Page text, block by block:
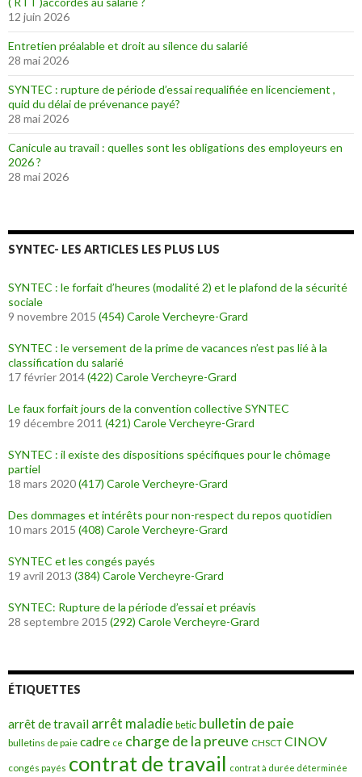
12 juin 2026
Entretien préalable et droit au silence du salarié
28 mai 2026
SYNTEC : rupture de période d’essai requalifiée en licenciement ,
quid du délai de prévenance payé?
28 mai 2026
Canicule au travail : quelles sont les obligations des employeurs en
2026 ?
28 mai 2026
SYNTEC- LES ARTICLES LES PLUS LUS
SYNTEC : le forfait d’heures (modalité 2) et le plafond de la sécurité
sociale
9 novembre 2015 (454) Carole Vercheyre-Grard
SYNTEC : le versement de la prime de vacances n’est pas lié à la
classification du salarié
17 février 2014(422) Carole Vercheyre-Grard
Le faux forfait jours de la convention collective SYNTEC
19 décembre 2011 (421) Carole Vercheyre-Grard
SYNTEC : il existe des dispositions spécifiques pour le chômage
partiel
18 mars 2020(417) Carole Vercheyre-Grard
Des dommages et intérêts pour non-respect du repos quotidien
10 mars 2015 (408) Carole Vercheyre-Grard
SYNTEC et les congés payés
19 avril 2013 (384) Carole Vercheyre-Grard
SYNTEC: Rupture de la période d’essai et préavis
28 septembre 2015 (292) Carole Vercheyre-Grard
ÉTIQUETTES
arrêt de travail arrêt maladie betic bulletin de paie
bulletins de paie cadre ce charge de la preuve CHSCT CINOV
congés payés contrat de travail contrat à durée déterminée